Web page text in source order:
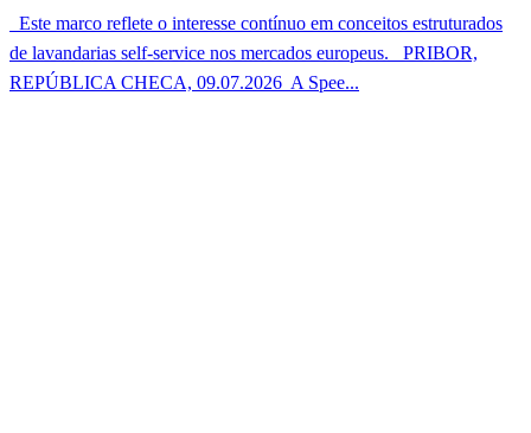
Este marco reflete o interesse contínuo em conceitos estruturados
de lavandarias self-service nos mercados europeus. PRIBOR,
REPÚBLICA CHECA, 09.07.2026  A Spee...